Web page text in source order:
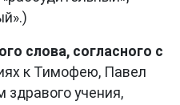
слова, согласного с
к Тимофею, Павел
здравого учения,